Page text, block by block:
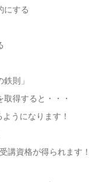
にする
則」
得すると・・・
うになります！
講資格が得られます！